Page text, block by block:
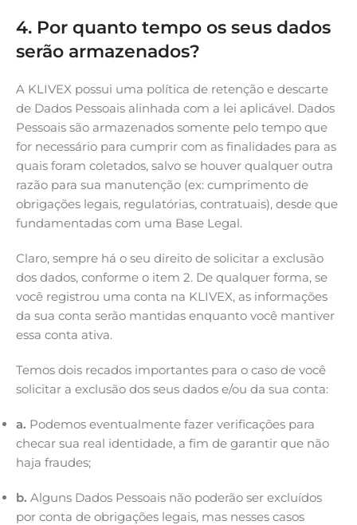
4. Por quanto tempo os seus dados
serão armazenados?
A KLIVEX possui uma política de retenção e descarte
de Dados Pessoais alinhada com a lei aplicável. Dados
Pessoais são armazenados somente pelo tempo que
for necessário para cumprir com as finalidades para as
quais foram coletados, salvo se houver qualquer outra
razão para sua manutenção (ex: cumprimento de
obrigações legais, regulatórias, contratuais), desde que
fundamentadas com uma Base Legal.
Claro, sempre há o seu direito de solicitar a exclusão
dos dados, conforme o item 2. De qualquer forma, se
você registrou uma conta na KLIVEX, as informações
da sua conta serão mantidas enquanto você mantiver
essa conta ativa.
Temos dois recados importantes para o caso de você
solicitar a exclusão dos seus dados e/ou da sua conta:
a. Podemos eventualmente fazer verificações para
checar sua real identidade, a fim de garantir que não
haja fraudes;
b. Alguns Dados Pessoais não poderão ser excluídos
por conta de obrigações legais, mas nesses casos